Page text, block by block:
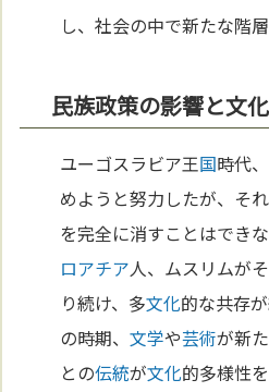
し、社会の中で新たな階
民族政策の影響と文
ユーゴスラビア王国時代
めようと努力したが、そ
を完全に消すことはできな
ロアチア人、ムスリムが
り続け、多文化的な共存
の時期、文学や芸術が新
との伝統が文化的多様性